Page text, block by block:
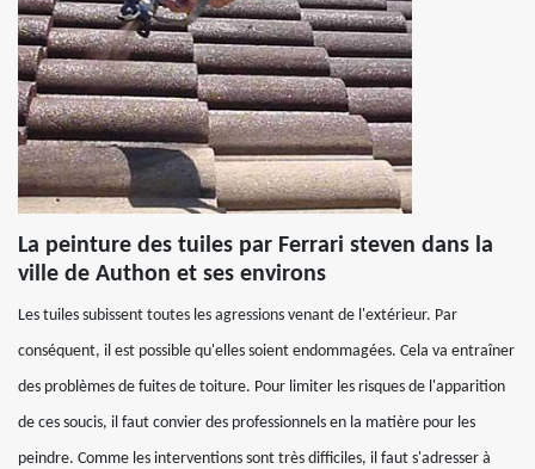
La peinture des tuiles par Ferrari steven dans la
ville de Authon et ses environs
Les tuiles subissent toutes les agressions venant de l'extérieur. Par
conséquent, il est possible qu'elles soient endommagées. Cela va entraîner
des problèmes de fuites de toiture. Pour limiter les risques de l'apparition
de ces soucis, il faut convier des professionnels en la matière pour les
peindre. Comme les interventions sont très difficiles, il faut s'adresser à